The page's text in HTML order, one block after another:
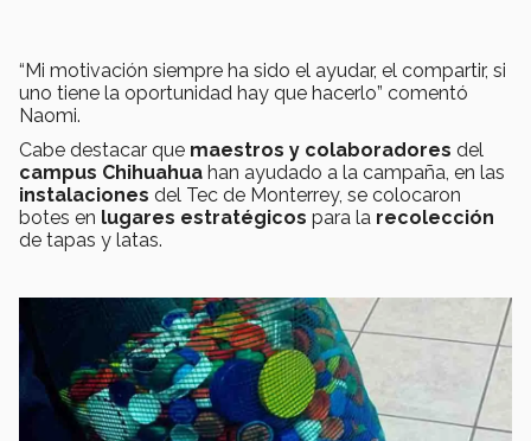
“Mi motivación siempre ha sido el ayudar, el compartir, si
uno tiene la oportunidad hay que hacerlo” comentó
Naomi.
Cabe destacar que maestros y colaboradores del
campus Chihuahua han ayudado a la campaña, en las
instalaciones del Tec de Monterrey, se colocaron
botes en lugares estratégicos para la recolección
de tapas y latas.